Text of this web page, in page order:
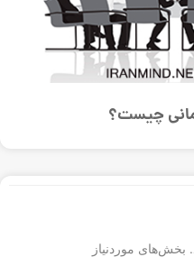
بخش‌های موردنیاز